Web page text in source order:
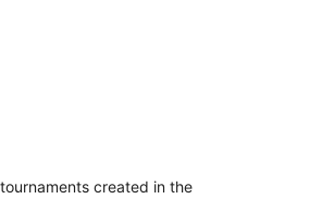
created in the